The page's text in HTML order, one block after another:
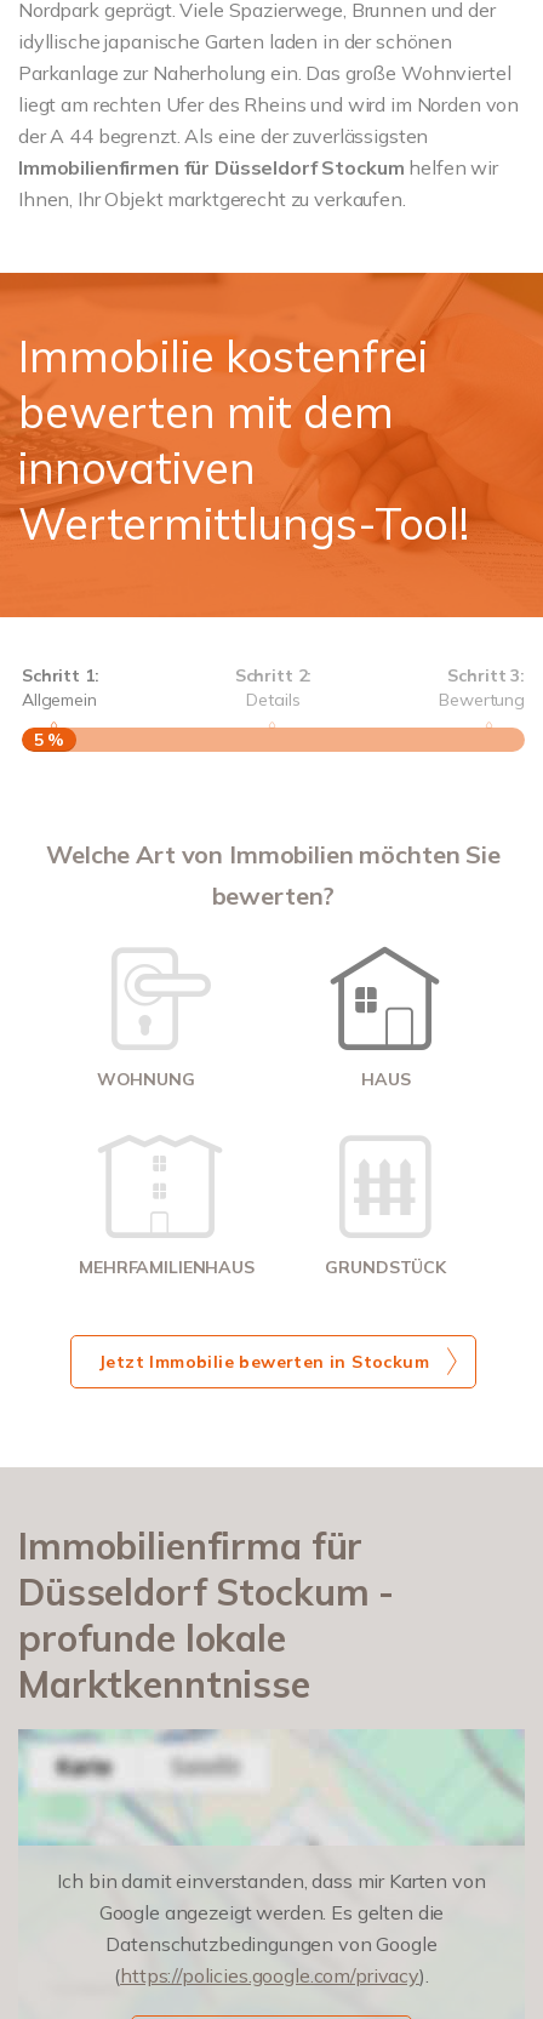
Nordpark geprägt. Viele Spazierwege, Brunnen und der
idyllische japanische Garten laden in der schönen
Parkanlage zur Naherholung ein. Das große Wohnviertel
liegt am rechten Ufer des Rheins und wird im Norden von
der A 44 begrenzt. Als eine der zuverlässigsten
Immobilienfirmen für Düsseldorf Stockum helfen wir
Ihnen, Ihr Objekt marktgerecht zu verkaufen.
Immobilie kostenfrei
bewerten mit dem
innovativen
Wertermittlungs-Tool!
Schritt 1:
Allgemein
Schritt 2:
Details
Schritt 3:
Bewertung
5 %
Welche Art von Immobilien möchten Sie
bewerten?
WOHNUNG HAUS
MEHRFAMILIENHAUS GRUNDSTÜCK
Jetzt Immobilie bewerten in Stockum
Immobilienfirma für
Düsseldorf Stockum -
profunde lokale
Marktkenntnisse
Ich bin damit einverstanden, dass mir Karten von
Google angezeigt werden. Es gelten die
Datenschutzbedingungen von Google
(https://policies.google.com/privacy).